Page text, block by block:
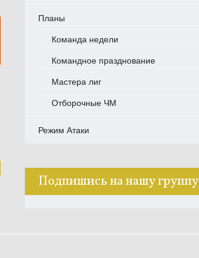
Планы
Команда недели
Командное празднование
Мастера лиг
Отборочные ЧМ
Режим Атаки
Подпишись на нашу группу